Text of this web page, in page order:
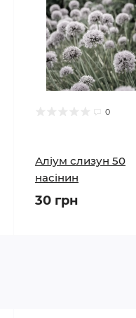
0
Аліум слизун 50
насінин
30 грн